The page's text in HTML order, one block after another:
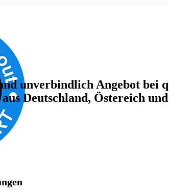
unverbindlich Angebot bei
aus Deutschland, Östereich